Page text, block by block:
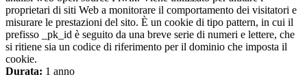
proprietari di siti Web a monitorare il comportamento dei visitatori e
misurare le prestazioni del sito. È un cookie di tipo pattern, in cui il
prefisso _pk_id è seguito da una breve serie di numeri e lettere, che
si ritiene sia un codice di riferimento per il dominio che imposta il
cookie.
Durata: 1 anno